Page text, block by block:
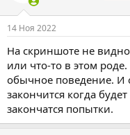
14 Ноя 2022
На скриншоте не
или что-то в этом
обычное поведение. И
закончится когда
закончатся попытки.